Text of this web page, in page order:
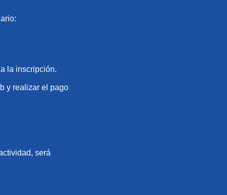
la inscripción.
y realizar el pago
será